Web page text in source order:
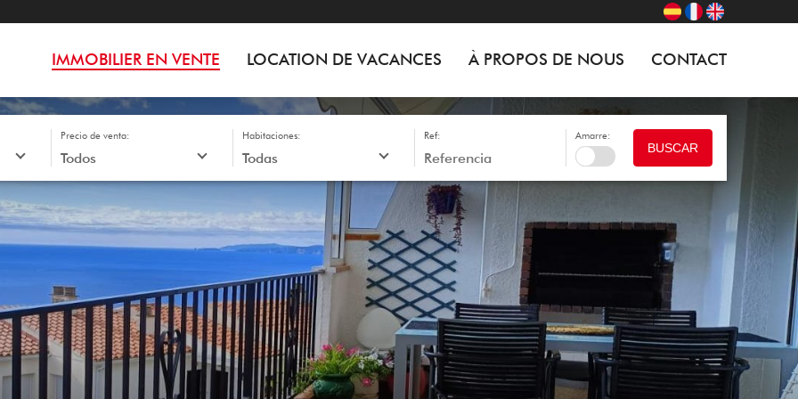
IMMOBILIER EN VENTE LOCATION DE VACANCES À PROPOS DE NOUS CONTACT
Precio de venta: Habitaciones: Ref: Amarre:
BUSCAR